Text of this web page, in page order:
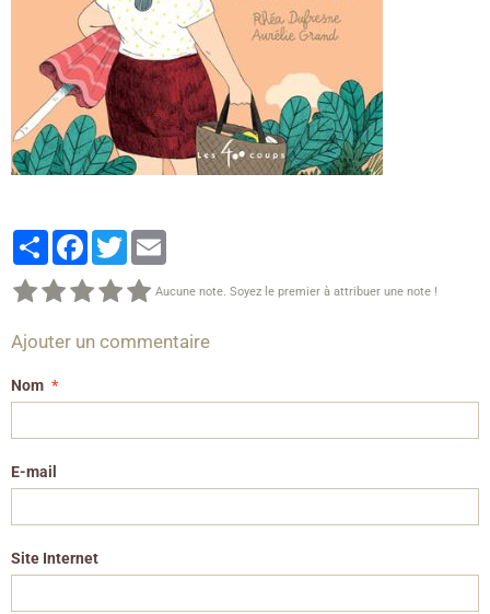
PartagerFacebook
Twitter
Aucune note. Soyez le premier à attribuer une note !
Ajouter un commentaire
Nom
E-mail
Site Internet